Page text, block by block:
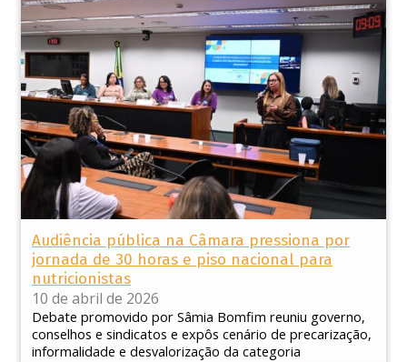
Audiência pública na Câmara pressiona por
jornada de 30 horas e piso nacional para
nutricionistas
10 de abril de 2026
Debate promovido por Sâmia Bomfim reuniu governo,
conselhos e sindicatos e expôs cenário de precarização,
informalidade e desvalorização da categoria